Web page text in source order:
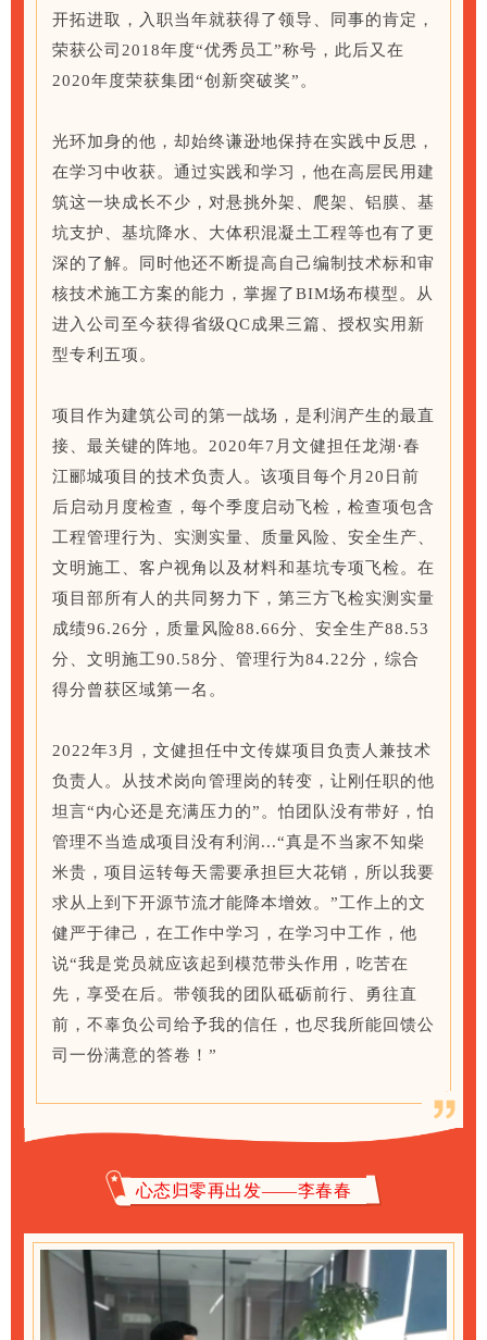
开拓进取，入职当年就获得了领导、同事的肯定，
荣获公司 2018年度“优秀员工”称号，此后又在
2020年度荣获集团“创新突破奖”。
光环加身的他，却始终谦逊地保持在实践中反思，
在学习中收获。通过实践和学习，他在高层民用建
筑这一块成长不少，对悬挑外架、爬架、铝膜、基
坑支护、基坑降水、大体积混凝土工程等也有了更
深的了解。同时他还不断提高自己编制技术标和审
核技术施工方案的能力，掌握了BIM场布模型。从
进入公司至今获得省级QC成果三篇、授权实用新
型专利五项。
项目作为建筑公司的第一战场，是利润产生的最直
接、最关键的阵地。2020年7月文健担任龙湖·春
江郦城项目的技术负责人。该项目每个月20日前
后启动月度检查，每个季度启动飞检，检查项包含
工程管理行为、实测实量、质量风险、安全生产、
文明施工、客户视角以及材料和基坑专项飞检。在
项目部所有人的共同努力下，第三方飞检实测实量
成绩96.26分，质量风险88.66分、安全生产88.53
分、文明施工90.58分、管理行为84.22分，综合
得分曾获区域第一名。
2022年3月，文健担任中文传媒项目负责人兼技术
负责人。从技术岗向管理岗的转变，让刚任职的他
坦言“内心还是充满压力的”。怕团队没有带好，怕
管理不当造成项目没有利润...“真是不当家不知柴
米贵，项目运转每天需要承担巨大花销，所以我要
求从上到下开源节流才能降本增效。”工作上的文
健严于律己，在工作中学习，在学习中工作，他
说“我是党员就应该起到模范带头作用，吃苦在
先，享受在后。带领我的团队砥砺前行、勇往直
前，不辜负公司给予我的信任，也尽我所能回馈公
司一份满意的答卷！”
心态归零再出发——李春春